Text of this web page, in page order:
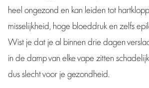
heel ongezond en kan leiden tot
misselijkheid, hoge bloeddruk en zelfs
Wist je dat je al binnen drie dagen
in de damp van elke vape zitten
dus slecht voor je gezondheid.